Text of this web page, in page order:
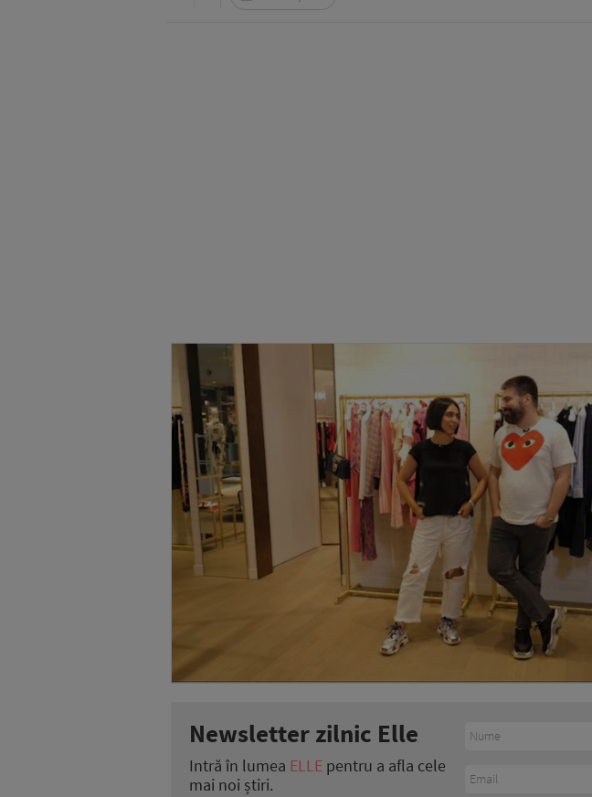
Newsletter zilnic Elle
Intră în lumea ELLE pentru a afla cele
mai noi știri.